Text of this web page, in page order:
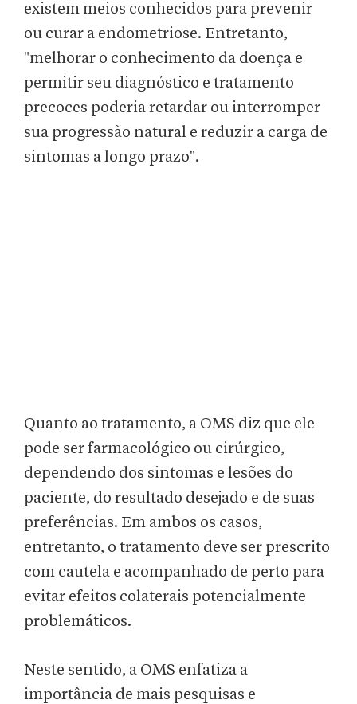
existem meios conhecidos para prevenir
ou curar a endometriose. Entretanto,
"melhorar o conhecimento da doença e
permitir seu diagnóstico e tratamento
precoces poderia retardar ou interromper
sua progressão natural e reduzir a carga de
sintomas a longo prazo".
Quanto ao tratamento, a OMS diz que ele
pode ser farmacológico ou cirúrgico,
dependendo dos sintomas e lesões do
paciente, do resultado desejado e de suas
preferências. Em ambos os casos,
entretanto, o tratamento deve ser prescrito
com cautela e acompanhado de perto para
evitar efeitos colaterais potencialmente
problemáticos.
Neste sentido, a OMS enfatiza a
importância de mais pesquisas e